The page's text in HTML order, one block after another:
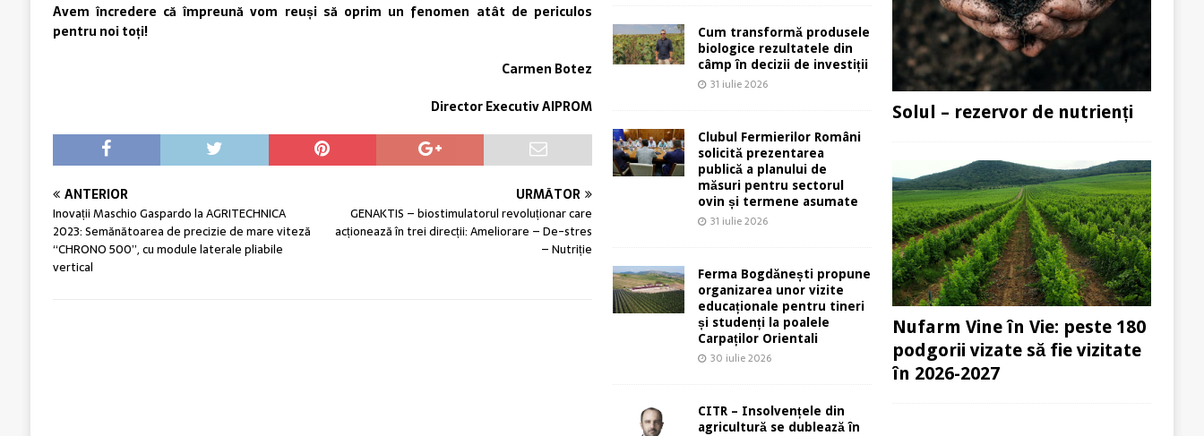
Avem încredere că împreună vom reuși să oprim un fenomen atât de periculos
pentru noi toți!
Carmen Botez
Director Executiv AIPROM
ANTERIOR
Inovații Maschio Gaspardo la AGRITECHNICA
2023: Semănătoarea de precizie de mare viteză
“CHRONO 500”, cu module laterale pliabile
vertical
URMĂTOR
GENAKTIS – biostimulatorul revoluționar care
acționează în trei direcții: Ameliorare – De-stres
– Nutriție
Cum transformă produsele
biologice rezultatele din
câmp în decizii de investiții
31 iulie 2026
Clubul Fermierilor Români
solicită prezentarea
publică a planului de
măsuri pentru sectorul
ovin și termene asumate
31 iulie 2026
Ferma Bogdănești propune
organizarea unor vizite
educaționale pentru tineri
și studenți la poalele
Carpaților Orientali
30 iulie 2026
CITR – Insolvențele din
agricultură se dublează în
Solul – rezervor de nutrienți
Nufarm Vine în Vie: peste 180
podgorii vizate să fie vizitate
în 2026-2027